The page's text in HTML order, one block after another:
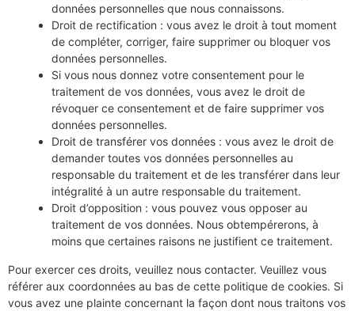
données personnelles que nous connaissons.
Droit de rectification : vous avez le droit à tout moment
de compléter, corriger, faire supprimer ou bloquer vos
données personnelles.
Si vous nous donnez votre consentement pour le
traitement de vos données, vous avez le droit de
révoquer ce consentement et de faire supprimer vos
données personnelles.
Droit de transférer vos données : vous avez le droit de
demander toutes vos données personnelles au
responsable du traitement et de les transférer dans leur
intégralité à un autre responsable du traitement.
Droit d’opposition : vous pouvez vous opposer au
traitement de vos données. Nous obtempérerons, à
moins que certaines raisons ne justifient ce traitement.
Pour exercer ces droits, veuillez nous contacter. Veuillez vous
référer aux coordonnées au bas de cette politique de cookies. Si
vous avez une plainte concernant la façon dont nous traitons vos